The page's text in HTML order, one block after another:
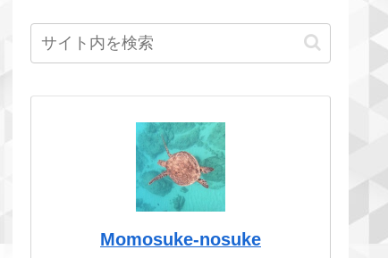
Momosuke-nosuke